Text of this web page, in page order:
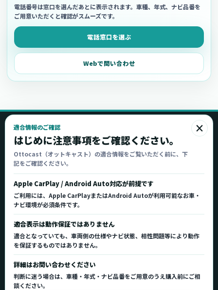
電話番号は窓口を選んだあとに表示されます。車種、年式、ナビ品番を
ご用意いただくと確認がスムーズです。
電話窓口を選ぶ
Webで問い合わせ
×
適合情報のご確認
はじめに注意事項をご確認ください。
Ottocast（オットキャスト）の適合情報をご覧いただく前に、下
記をご確認ください。
Apple CarPlay / Android Auto対応が前提です
ご利用には、Apple CarPlayまたはAndroid Autoが利用可能なお車・
ナビ環境が必須条件です。
適合表示は動作保証ではありません
適合となっていても、車両側の仕様やナビ状態、相性問題等により動作
を保証するものではありません。
詳細はお問い合わせください
判断に迷う場合は、車種・年式・ナビ品番をご用意のうえ購入前にご相
談ください。
Ottocast
オットキャスト
Ottocast正規販売代理店 Azgate株式会社
Ottocast（オットキャスト）の製品情報、車種適
合、サポート情報を日本国内向けに整理してご案内し
ます。
正規販売代理店 車種適合情報 国内サポート窓口
製品を探す
製品一覧
車種適合を確認
使い方ガイド